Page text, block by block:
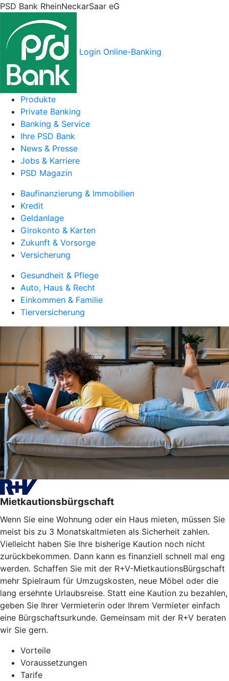
PSD Bank RheinNeckarSaar eG
Login Online-Banking
Produkte
Private Banking
Banking & Service
Ihre PSD Bank
News & Presse
Jobs & Karriere
PSD Magazin
Baufinanzierung & Immobilien
Kredit
Geldanlage
Girokonto & Karten
Zukunft & Vorsorge
Versicherung
Gesundheit & Pflege
Auto, Haus & Recht
Einkommen & Familie
Tierversicherung
Mietkautionsbürgschaft
Wenn Sie eine Wohnung oder ein Haus mieten, müssen Sie
meist bis zu 3 Monatskaltmieten als Sicherheit zahlen.
Vielleicht haben Sie Ihre bisherige Kaution noch nicht
zurückbekommen. Dann kann es finanziell schnell mal eng
werden. Schaffen Sie mit der R+V-MietkautionsBürgschaft
mehr Spielraum für Umzugskosten, neue Möbel oder die
lang ersehnte Urlaubsreise. Statt eine Kaution zu bezahlen,
geben Sie Ihrer Vermieterin oder Ihrem Vermieter einfach
eine Bürgschaftsurkunde. Gemeinsam mit der R+V beraten
wir Sie gern.
Vorteile
Voraussetzungen
Tarife